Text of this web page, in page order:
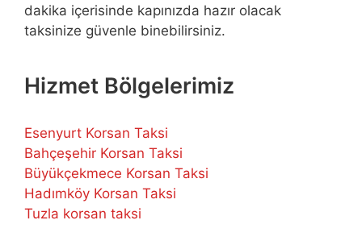
dakika içerisinde kapınızda hazır olacak
taksinize güvenle binebilirsiniz.
Hizmet Bölgelerimiz
Esenyurt Korsan Taksi
Bahçeşehir Korsan Taksi
Büyükçekmece Korsan Taksi
Hadımköy Korsan Taksi
Tuzla korsan taksi